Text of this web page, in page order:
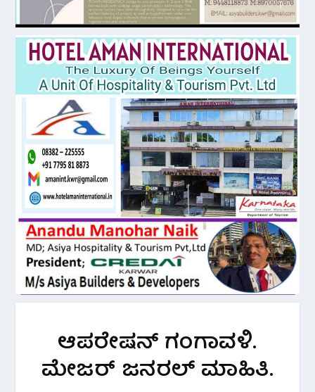
ಆಪರೇಷನ್ ಗಂಗಾವಳಿ.
ಮೇಜರ್ ಜನರಲ್ ಮಾಹಿತಿ.